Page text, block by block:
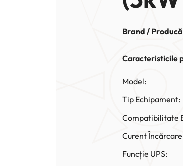
Brand /
Caracteristicile
Model:
Tip Echipament:
Compatibilitate
Curent
Funcție UPS: